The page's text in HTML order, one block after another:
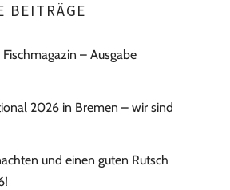
BEITRÄGE
– Ausgabe
2026 in Bremen – wir sind
und einen guten Rutsch